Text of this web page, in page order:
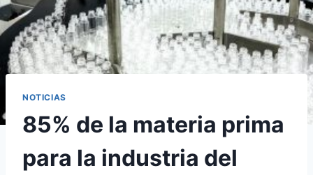
NOTICIAS
85% de la materia prima
para la industria del